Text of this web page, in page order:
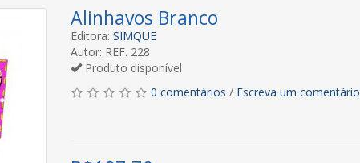
Alinhavos Branco
Editora: SIMQUE
Autor: REF. 228
Produto disponível
0 comentários / Escreva um comentário